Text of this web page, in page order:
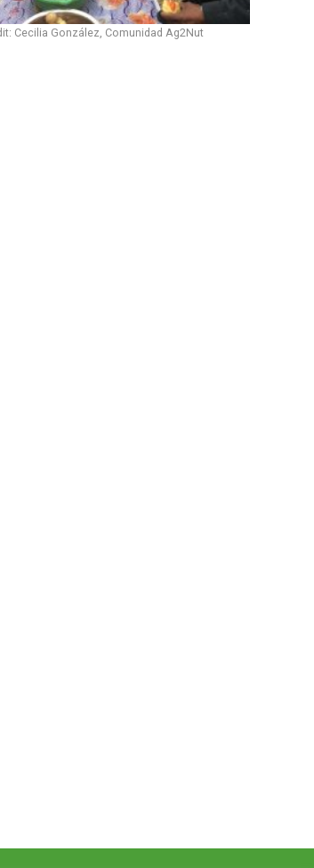
Cecilia González, Comunidad Ag2Nut